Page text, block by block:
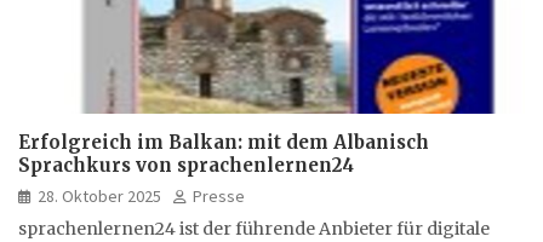
Erfolgreich im Balkan: mit dem Albanisch
Sprachkurs von sprachenlernen24
28. Oktober 2025
Presse
sprachenlernen24 ist der führende Anbieter für digitale